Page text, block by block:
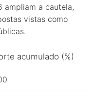
ampliam a cautela,
vistas como
acumulado (%)